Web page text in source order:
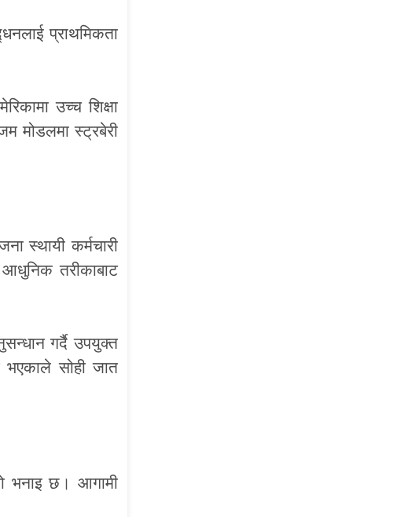
प्राथमिकता
उच्च शिक्षा
मोडलमा स्ट्रबेरी
स्थायी कर्मचारी
तरीकाबाट
गर्दै उपयुक्त
भएकाले सोही जात
भनाइ छ। आगामी